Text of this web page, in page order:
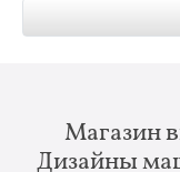
Магазин
Дизайны